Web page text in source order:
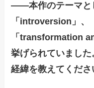
——本作のテーマ
「introversion」
「transformation
挙げられていまし
経緯を教えてくださ